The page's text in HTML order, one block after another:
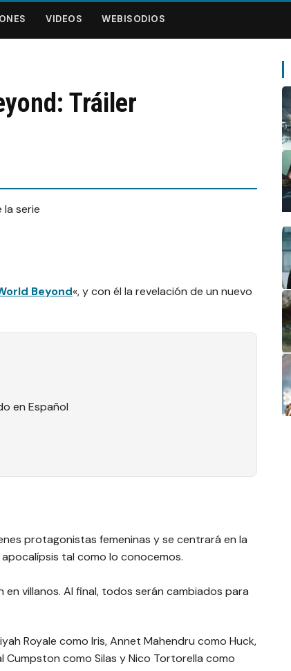
VIDEOS WEBISODIOS
Tráiler
Beyond«, y con él la revelación de un nuevo
en Español
protagonistas femeninas y se centrará en la
tal como lo conocemos.
villanos. Al final, todos serán cambiados para
Royale como Iris, Annet Mahendru como Huck,
Cumpston como Silas y Nico Tortorella como